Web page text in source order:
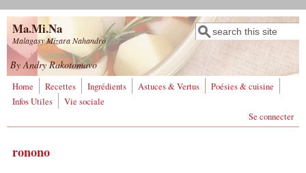
Aller au contenu principal
Ma.Mi.Na
Malagasy Mizara Nahandro
Formulaire de
recherche
Rechercher
By Andry Rakotomavo
Home Recettes Ingrédients Astuces & Vertus
Poésies & cuisine
Infos Utiles
Vie sociale
Se connecter
ronono